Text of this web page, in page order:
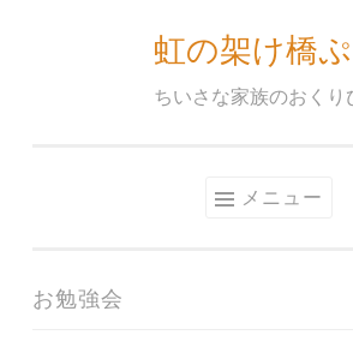
ッ
虹の架け橋ぷ
ちいさな家族のおくり
メニュー
お勉強会